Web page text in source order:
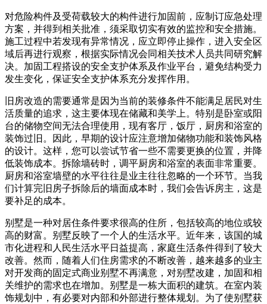
对危险构件及受荷载较大的构件进行加固前，应制订应急处理
方案，并得到相关批准，须采取切实有效的监控和安全措施。
施工过程中若发现有异常情况，应立即停止操作，进入安全区
域后再进行观察，根据实际情况会同相关技术人员共同研究解
决。加固工程搭设的安全支护体系及作业平台，避免结构受力
发生变化，保证安全支护体系充分发挥作用。
旧房改造的需要通常是因为当前的装修条件不能满足居民对生
活质量的追求，这主要体现在储藏和美学上。特别是卧室或阳
台的储物空间无法合理使用，现有客厅，饭厅，厨房和浴室的
装饰过旧。因此，早期的设计应注意增加储物功能和装饰风格
的设计。这样，您可以尝试节省一些不需要更换的位置，并降
低装饰成本。拆除墙砖时，调平厨房和浴室的表面非常重要。
厨房和浴室墙壁的水平往往是业主往往忽略的一个环节。当我
们计算完旧房子拆除后的墙面成本时，我们会告诉房主，这是
要补足的成本。
别墅是一种对居住条件要求很高的住所，包括较高的地位或较
高的财富。别墅反映了一个人的生活水平。近年来，该国的城
市化进程和人民生活水平日益提高，家庭生活条件得到了较大
改善。然而，随着人们住房需求的不断改善，越来越多的业主
对开发商的固定式商业别墅不再满意，对别墅改建，加固和相
关维护的需求也在增加。别墅是一栋大面积的建筑。在室内装
饰规划中，有必要对内部和外部进行整体规划。为了使别墅获